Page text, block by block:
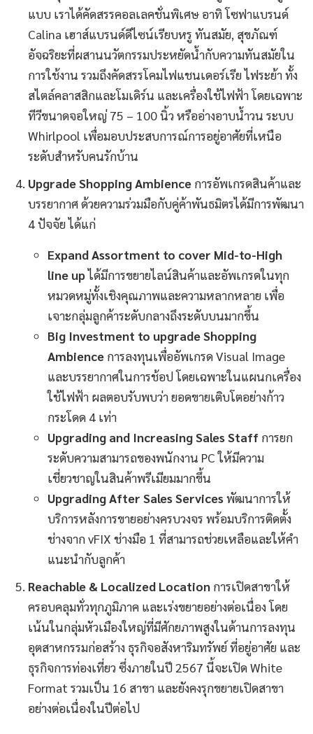
แบบ เราได้คัดสรรคอลเลคชั่นพิเศษ อาทิ โซฟาแบรนด์
Calina เฮาส์แบรนด์ดีไซน์เรียบหรู ทันสมัย, สุขภัณฑ์
อัจฉริยะที่ผสานนวัตกรรมประหยัดน้ำกับความทันสมัยใน
การใช้งาน รวมถึงคัดสรรโคมไฟแชนเดอร์เรีย ไฟระย้า ทั้ง
สไตล์คลาสสิกและโมเดิร์น และเครื่องใช้ไฟฟ้า โดยเฉพาะ
ทีวีขนาดจอใหญ่ 75 – 100 นิ้ว หรืออ่างอาบน้ำวน ระบบ
Whirlpool เพื่อมอบประสบการณ์การอยู่อาศัยที่เหนือ
ระดับสำหรับคนรักบ้าน
Upgrade Shopping Ambience การอัพเกรดสินค้าและ
บรรยากาศ ด้วยความร่วมมือกับคู่ค้าพันธมิตรได้มีการพัฒนา
4 ปัจจัย ได้แก่
Expand Assortment to cover Mid-to-High
line upได้มีการขยายไลน์สินค้าและอัพเกรดในทุก
หมวดหมู่ทั้งเชิงคุณภาพและความหลากหลาย เพื่อ
เจาะกลุ่มลูกค้าระดับกลางถึงระดับบนมากขึ้น
Big Investment to upgrade Shopping
Ambience การลงทุนเพื่ออัพเกรด Visual Image
และบรรยากาศในการช้อป โดยเฉพาะในแผนกเครื่อง
ใช้ไฟฟ้า ผลตอบรับพบว่า ยอดขายเติบโตอย่างก้าว
กระโดด 4 เท่า
Upgrading and Increasing Sales Staff การยก
ระดับความสามารถของพนักงาน PC ให้มีความ
เชี่ยวชาญในสินค้าพรีเมียมมากขึ้น
Upgrading After Sales Servicesพัฒนาการให้
บริการหลังการขายอย่างครบวงจร พร้อมบริการติดตั้ง
ช่างจาก vFIX ช่างมือ 1 ที่สามารถช่วยเหลือและให้คำ
แนะนำกับลูกค้า
Reachable & Localized Location การเปิดสาขาให้
ครอบคลุมทั่วทุกภูมิภาค และเร่งขยายอย่างต่อเนื่อง โดย
เน้นในกลุ่มหัวเมืองใหญ่ที่มีศักยภาพสูงในด้านการลงทุน
อุตสาหกรรมก่อสร้าง ธุรกิจอสังหาริมทรัพย์ ที่อยู่อาศัย และ
ธุรกิจการท่องเที่ยว ซึ่งภายในปี 2567 นี้จะเปิด White
Format รวมเป็น 16 สาขา และยังคงรุกขยายเปิดสาขา
อย่างต่อเนื่องในปีต่อไป